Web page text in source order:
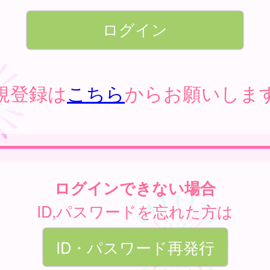
登録はこちらからお願いしま
ログインできない場合
ID,パスワードを忘れた方は
ID・パスワード再発行